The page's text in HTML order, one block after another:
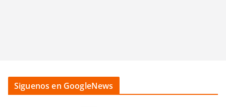
Siguenos en GoogleNews